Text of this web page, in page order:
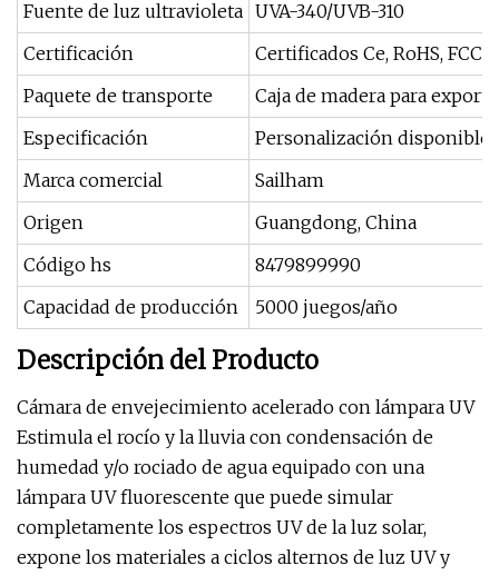
Fuente de luz ultravioleta UVA-340/UVB-310
Certificación
Certificados Ce, RoHS, FCC,
Paquete de transporte
Caja de madera para
Especificación
Personalización disponible
Marca comercial
Sailham
Origen
Guangdong, China
Código hs
8479899990
Capacidad de producción
5000 juegos/año
Descripción del Producto
Cámara de envejecimiento acelerado con lámpara UV
Estimula el rocío y la lluvia con condensación de
humedad y/o rociado de agua equipado con una
lámpara UV fluorescente que puede simular
completamente los espectros UV de la luz solar,
expone los materiales a ciclos alternos de luz UV y